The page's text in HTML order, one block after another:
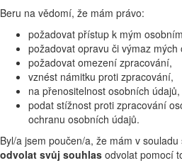
Beru na vědomí, že mám právo:
požadovat přístup k mým
požadovat opravu či výmaz mých
požadovat omezení zpracování,
vznést námitku proti zpracování,
na přenositelnost osobních údajů,
podat stížnost proti zpracování
ochranu osobních údajů.
Byl/a jsem poučen/a, že mám v
odvolat svůj souhlas odvolat pomocí